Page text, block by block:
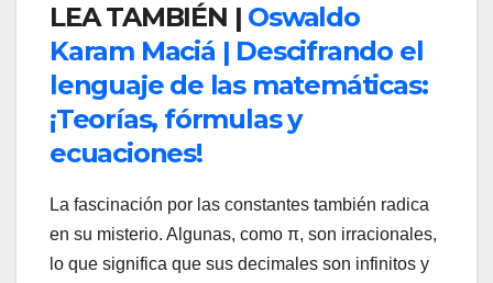
LEA TAMBIÉN | Oswaldo
Karam Maciá | Descifrando el
lenguaje de las matemáticas:
¡Teorías, fórmulas y
ecuaciones!
La fascinación por las constantes también radica
en su misterio. Algunas, como π, son irracionales,
lo que significa que sus decimales son infinitos y